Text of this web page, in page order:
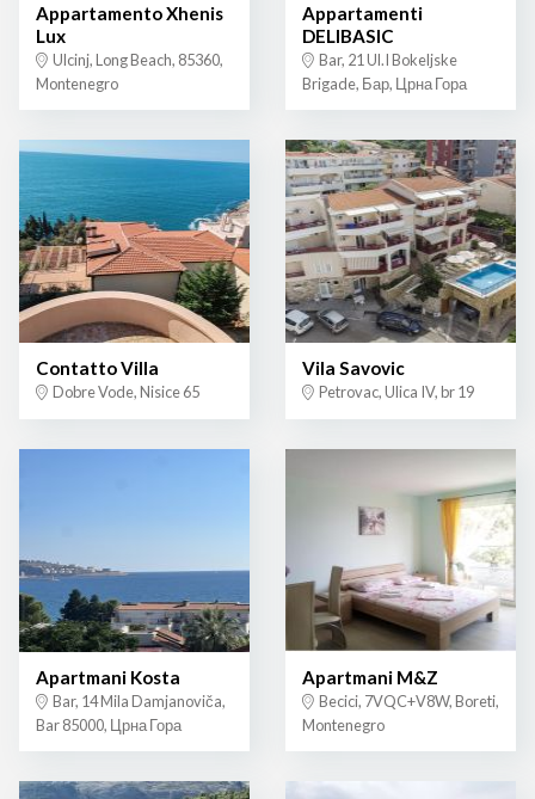
Appartamento Xhenis
Lux
Ulcinj, Long Beach, 85360,
Montenegro
Appartamenti
DELIBASIC
Bar, 21 Ul.I Bokeljske
Brigade, Бар, Црна Гора
Contatto Villa
Dobre Vode, Nisice 65
Vila Savovic
Petrovac, Ulica IV, br 19
Apartmani Kosta
Bar, 14 Mila Damjanoviča,
Bar 85000, Црна Гора
Apartmani M&Z
Becici, 7VQC+V8W, Boreti,
Montenegro